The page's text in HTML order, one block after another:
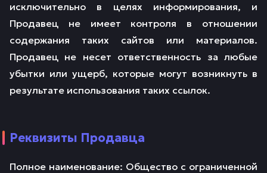
исключительно в целях информирования, и
Продавец не имеет контроля в отношении
содержания таких сайтов или материалов.
Продавец не несет ответственность за любые
убытки или ущерб, которые могут возникнуть в
результате использования таких ссылок.
Реквизиты Продавца
Полное наименование: Общество с ограниченной